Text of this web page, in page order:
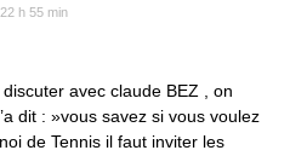
h 55 min
avec claude BEZ , on
dit : »vous savez si vous voulez
de Tennis il faut inviter les